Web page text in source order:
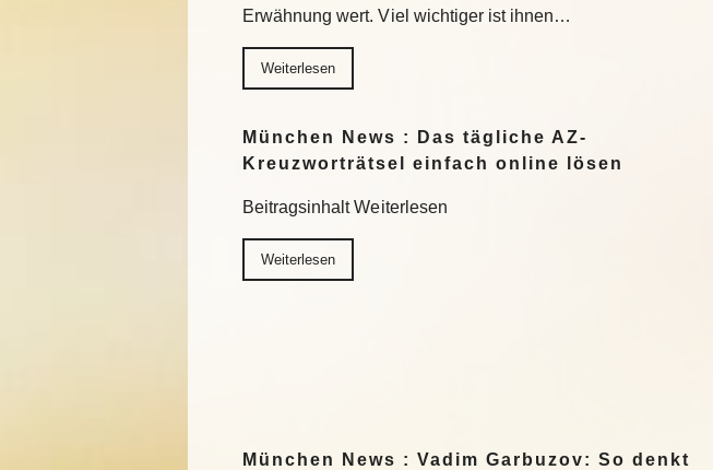
Erwähnung wert. Viel wichtiger ist ihnen…
Weiterlesen
München News : Das tägliche AZ-
Kreuzworträtsel einfach online lösen
Beitragsinhalt Weiterlesen
Weiterlesen
München News : Vadim Garbuzov: So denkt